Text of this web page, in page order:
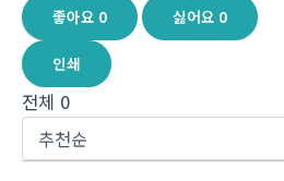
좋아요 0 싫어요 0
인쇄
전체 0